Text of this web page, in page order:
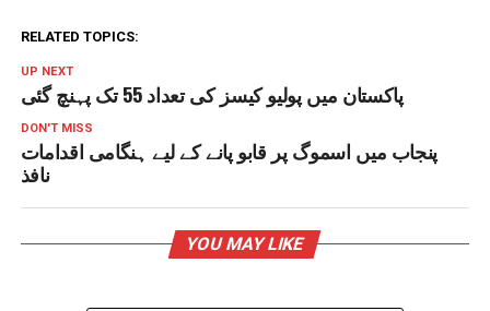
RELATED TOPICS:
UP NEXT
پاکستان میں پولیو کیسز کی تعداد 55 تک پہنچ گئی
DON'T MISS
پنجاب میں اسموگ پر قابو پانے کے لیے ہنگامی اقدامات
نافذ
YOU MAY LIKE